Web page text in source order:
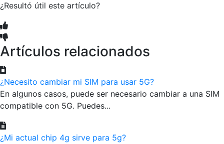
¿Resultó útil este artículo?
Artículos relacionados
¿Necesito cambiar mi SIM para usar 5G?
En algunos casos, puede ser necesario cambiar a una SIM
compatible con 5G. Puedes...
¿Mi actual chip 4g sirve para 5g?